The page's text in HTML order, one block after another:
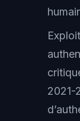
2021-